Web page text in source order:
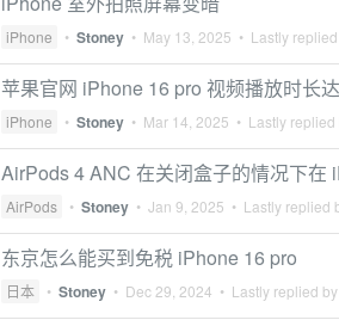
iPhone • Stoney • May 13, 2025 • Lastly
苹果官网 iPhone 16 pro 视频播放时长
iPhone • Stoney • Mar 14, 2025 • Lastly replied
AirPods 4 ANC 在关闭盒子的情况下在
AirPods • Stoney • Jan 9, 2025 • Lastly replied
东京怎么能买到免税 iPhone 16 pro
日本 • Stoney • Dec 29, 2024 • Lastly replied by